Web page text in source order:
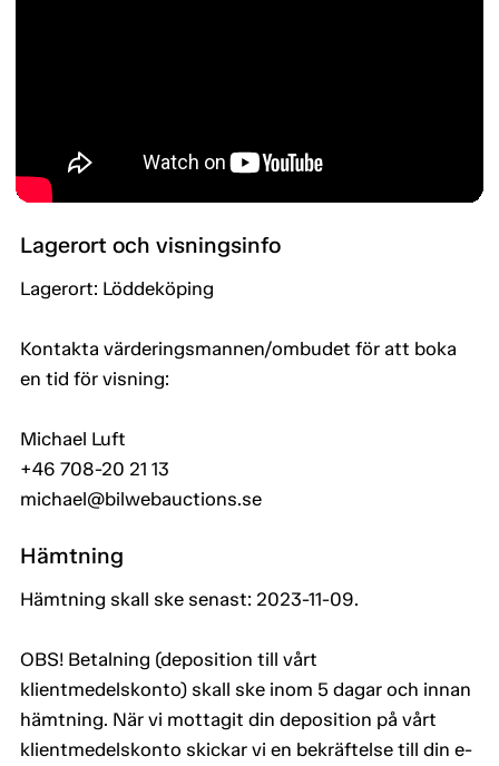
Lagerort och visningsinfo
Lagerort: Löddeköping
Kontakta värderingsmannen/ombudet för att boka
en tid för visning:
Michael Luft
+46 708-20 21 13
michael@bilwebauctions.se
Hämtning
Hämtning skall ske senast: 2023-11-09.
OBS! Betalning (deposition till vårt
klientmedelskonto) skall ske inom 5 dagar och innan
hämtning. När vi mottagit din deposition på vårt
klientmedelskonto skickar vi en bekräftelse till din e-